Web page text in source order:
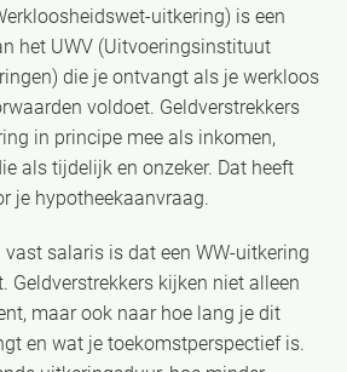
uitkering) is een
het UWV (Uitvoeringsinstituut
die je ontvangt als je werkloos
voldoet. Geldverstrekkers
in principe mee als inkomen,
als tijdelijk en onzeker. Dat heeft
je hypotheekaanvraag.
vast salaris is dat een WW-uitkering
Geldverstrekkers kijken niet alleen
maar ook naar hoe lang je dit
en wat je toekomstperspectief is.